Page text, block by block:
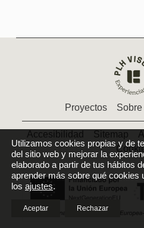
Proyectos Sobre
Accesibilidad Sitemap
Utilizamos cookies propias y de
del sitio web y mejorar la
elaborado a partir de tus hábitos
aprender más sobre qué cookies
los ajustes.
Aceptar Rechazar